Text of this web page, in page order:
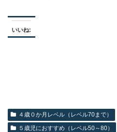
いいね:
４歳０か月レベル（レベル70まで）
５歳児におすすめ（レベル50～80）